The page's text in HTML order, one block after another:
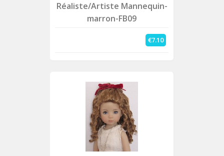
Réaliste/Artiste Mannequin-
marron-FB09
€7.10